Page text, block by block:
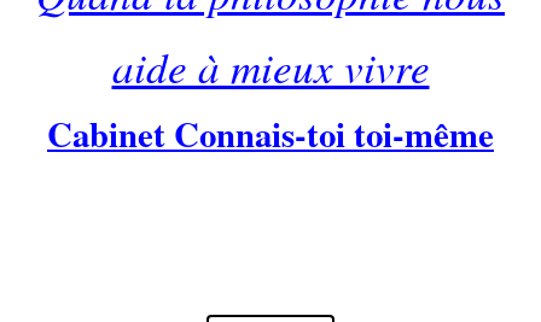
aide à mieux vivre
Cabinet Connais-toi toi-même